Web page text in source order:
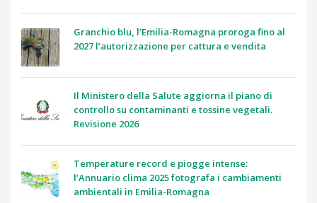
Granchio blu, l’Emilia-Romagna proroga fino al
2027 l’autorizzazione per cattura e vendita
Il Ministero della Salute aggiorna il piano di
controllo su contaminanti e tossine vegetali.
Revisione 2026
Temperature record e piogge intense:
l’Annuario clima 2025 fotografa i cambiamenti
ambientali in Emilia-Romagna